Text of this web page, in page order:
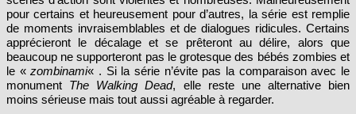
de moments invraisemblables et de dialogues ridicules. Certains
apprécieront le décalage et se prêteront au délire, alors que
beaucoup ne supporteront pas le grotesque des bébés zombies et
le «zombinami« . Si la série n’évite pas la comparaison avec le
monumentThe Walking Dead, elle reste une alternative bien
moins sérieuse mais tout aussi agréable à regarder.